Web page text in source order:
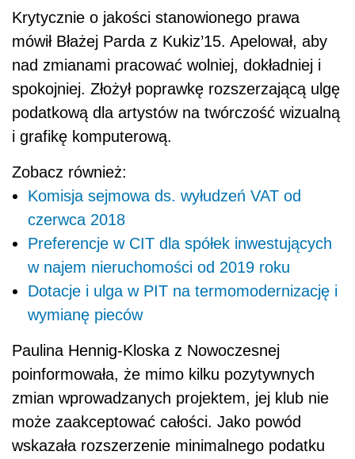
Krytycznie o jakości stanowionego prawa
mówił Błażej Parda z Kukiz’15. Apelował, aby
nad zmianami pracować wolniej, dokładniej i
spokojniej. Złożył poprawkę rozszerzającą ulgę
podatkową dla artystów na twórczość wizualną
i grafikę komputerową.
Zobacz również:
Komisja sejmowa ds. wyłudzeń VAT od
czerwca 2018
Preferencje w CIT dla spółek inwestujących
w najem nieruchomości od 2019 roku
Dotacje i ulga w PIT na termomodernizację i
wymianę pieców
Paulina Hennig-Kloska z Nowoczesnej
poinformowała, że mimo kilku pozytywnych
zmian wprowadzanych projektem, jej klub nie
może zaakceptować całości. Jako powód
wskazała rozszerzenie minimalnego podatku